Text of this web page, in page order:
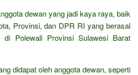
dewan yang jadi kaya raya, baik
Provinsi, dan DPR RI yang berasal
Polewali Provinsi Sulawesi Barat
didapat oleh anggota dewan, seperti